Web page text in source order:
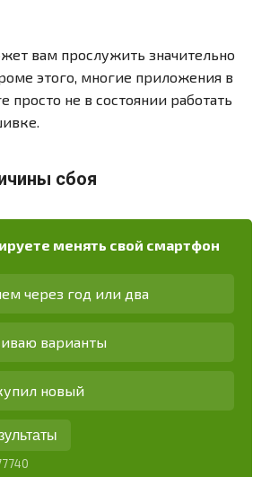
вам прослужить значительно
этого, многие приложения в
просто не в состоянии работать
сбоя
менять свой смартфон
через год или два
варианты
новый